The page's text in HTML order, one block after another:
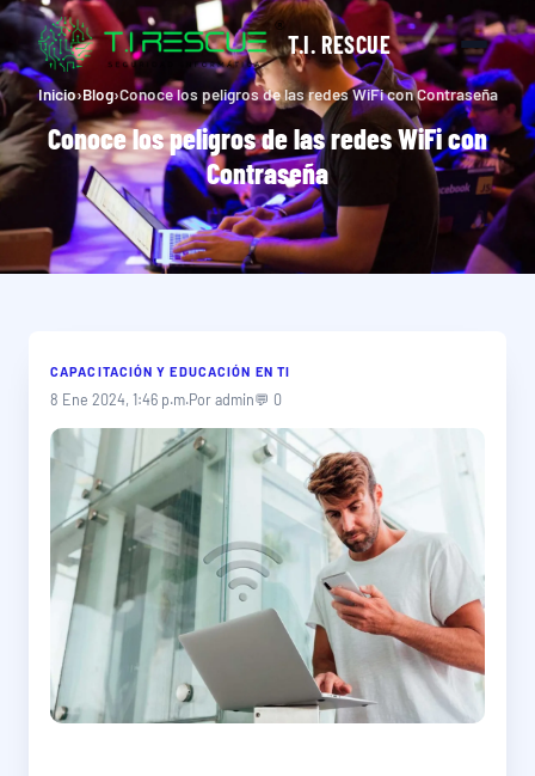
T.I. RESCUE
Inicio›Blog›Conoce los peligros de las redes WiFi con Contraseña
Conoce los peligros de las redes WiFi con
Contraseña
CAPACITACIÓN Y EDUCACIÓN EN TI
8 Ene 2024, 1:46 p.m.Por admin💬 0